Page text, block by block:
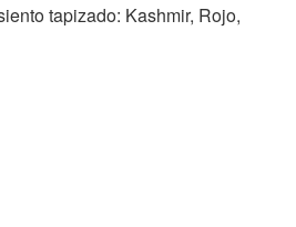
tapizado: Kashmir, Rojo,